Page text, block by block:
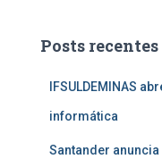
Posts recentes
IFSULDEMINAS
informática
Santander